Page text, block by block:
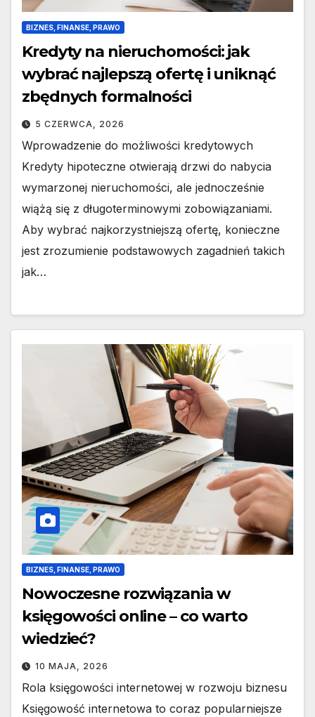
BIZNES, FINANSE, PRAWO
Kredyty na nieruchomości: jak
wybrać najlepszą ofertę i uniknąć
zbędnych formalności
5 CZERWCA, 2026
Wprowadzenie do możliwości kredytowych
Kredyty hipoteczne otwierają drzwi do nabycia
wymarzonej nieruchomości, ale jednocześnie
wiążą się z długoterminowymi zobowiązaniami.
Aby wybrać najkorzystniejszą ofertę, konieczne
jest zrozumienie podstawowych zagadnień takich
jak…
BIZNES, FINANSE, PRAWO
Nowoczesne rozwiązania w
księgowości online – co warto
wiedzieć?
10 MAJA, 2026
Rola księgowości internetowej w rozwoju biznesu
Księgowość internetowa to coraz popularniejsze